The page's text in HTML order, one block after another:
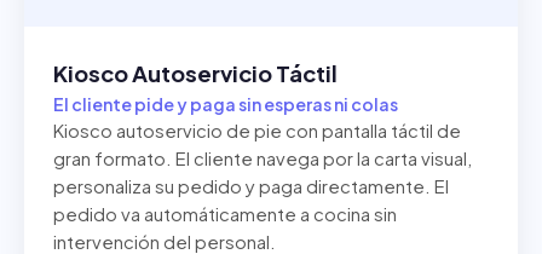
Kiosco Autoservicio Táctil
El cliente pide y paga sin esperas ni colas
Kiosco autoservicio de pie con pantalla táctil de
gran formato. El cliente navega por la carta visual,
personaliza su pedido y paga directamente. El
pedido va automáticamente a cocina sin
intervención del personal.